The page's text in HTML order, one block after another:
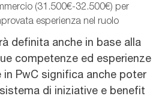
(31.500€-32.500€) per
esperienza nel ruolo
definita anche in base alla
competenze ed esperienze
in PwC significa anche poter
di iniziative e benefit